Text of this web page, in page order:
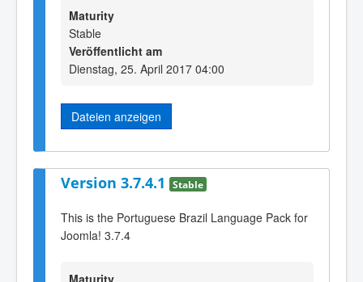
Maturity
Stable
Veröffentlicht am
Dienstag, 25. April 2017 04:00
Dateien anzeigen
Version 3.7.4.1 Stable
This is the Portuguese Brazil Language Pack for
Joomla! 3.7.4